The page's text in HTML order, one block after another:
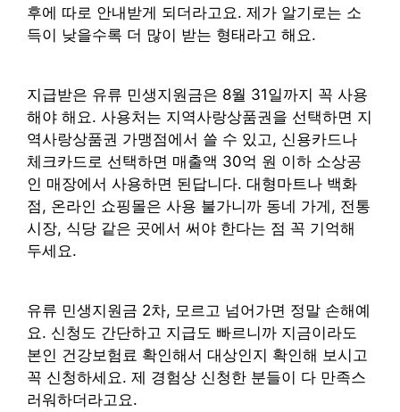
후에 따로 안내받게 되더라고요. 제가 알기로는 소
득이 낮을수록 더 많이 받는 형태라고 해요.
지급받은 유류 민생지원금은 8월 31일까지 꼭 사용
해야 해요. 사용처는 지역사랑상품권을 선택하면 지
역사랑상품권 가맹점에서 쓸 수 있고, 신용카드나
체크카드로 선택하면 매출액 30억 원 이하 소상공
인 매장에서 사용하면 된답니다. 대형마트나 백화
점, 온라인 쇼핑몰은 사용 불가니까 동네 가게, 전통
시장, 식당 같은 곳에서 써야 한다는 점 꼭 기억해
두세요.
유류 민생지원금 2차, 모르고 넘어가면 정말 손해예
요. 신청도 간단하고 지급도 빠르니까 지금이라도
본인 건강보험료 확인해서 대상인지 확인해 보시고
꼭 신청하세요. 제 경험상 신청한 분들이 다 만족스
러워하더라고요.